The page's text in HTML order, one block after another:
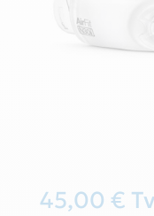
45,00 €